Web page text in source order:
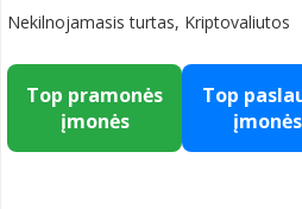
Nekilnojamasis turtas, Kriptovaliutos
Top pramonės
įmonės
Top
įmonės